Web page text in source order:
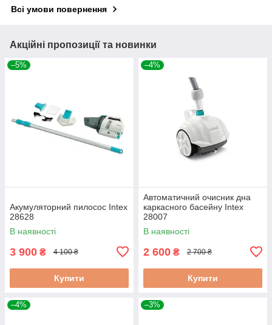
Всі умови повернення
Акційні пропозиції та новинки
–5%
Акумуляторний пилосос Intex
28628
В наявності
3 900 ₴ 4 100 ₴
Купити
–4%
Автоматичний очисник дна
каркасного басейну Intex
28007
В наявності
2 600 ₴ 2 700 ₴
Купити
–4% –3%